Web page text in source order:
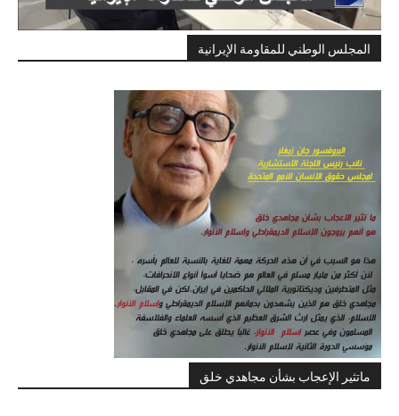
المجلس الوطني للمقاومة الإيرانية
ماتثير الإعجاب بشأن مجاهدي خلق